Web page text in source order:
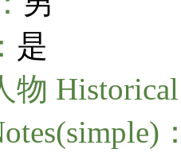
是
Historical